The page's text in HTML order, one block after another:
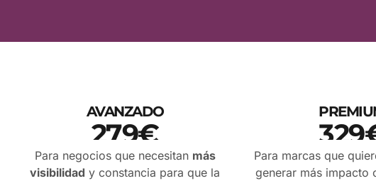
AVANZADO
279€
PRECIO SIN IVA
Para negocios que necesitan más
visibilidad y constancia para que la
PRECIO SIN IVA
Para marcas que
generar más impacto